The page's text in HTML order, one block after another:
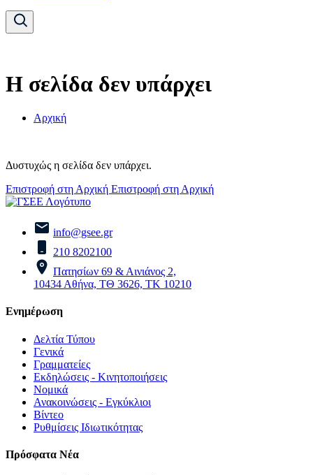
Η σελίδα δεν υπάρχει
Αρχική
Δυστυχώς η σελίδα δεν υπάρχει.
Επιστροφή στη Αρχική Επιστροφή στη Αρχική
info@gsee.gr
210 8202100
Πατησίων 69 & Αινιάνος 2,
10434 Αθήνα, ΤΘ 3626, ΤΚ 10210
Ενημέρωση
Δελτία Τύπου
Γενικά
Γραμματείες
Εκδηλώσεις - Κινητοποιήσεις
Νομικά
Ανακοινώσεις - Εγκύκλιοι
Βίντεο
Ρυθμίσεις Ιδιωτικότητας
Πρόσφατα Νέα